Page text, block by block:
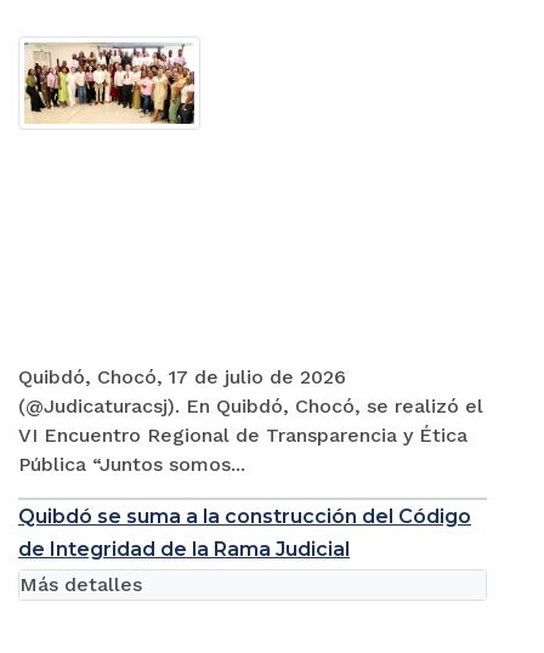
Quibdó, Chocó, 17 de julio de 2026
(@Judicaturacsj). En Quibdó, Chocó, se realizó el
VI Encuentro Regional de Transparencia y Ética
Pública “Juntos somos...
Quibdó se suma a la construcción del Código
de Integridad de la Rama Judicial
Más detalles